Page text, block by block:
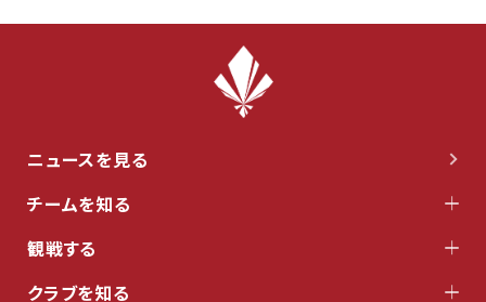
ニュースを見る
チームを知る
観戦する
クラブを知る